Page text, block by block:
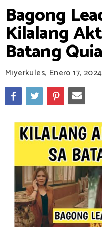
Bagong
Kilalang
Batang
Miyerkules, Enero 17, 2024